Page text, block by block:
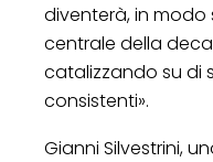
diventerà, in modo
centrale della
catalizzando su di
consistenti».
Gianni Silvestrini,